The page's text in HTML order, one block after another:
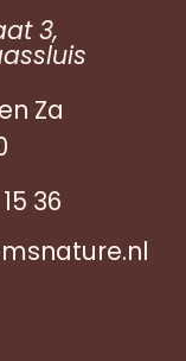
3,
Za
36